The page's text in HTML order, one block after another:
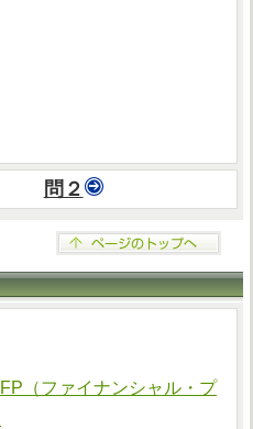
問２
FP（ファイナンシャル・プ